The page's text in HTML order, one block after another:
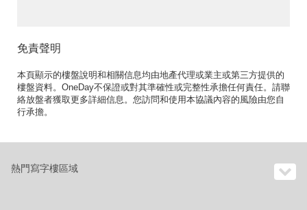
免責聲明
本頁顯示的樓盤說明和相關信息均由地產代理或業主或第三方提供的
樓盤資料。OneDay不保證或對其準確性或完整性承擔任何責任。請聯
絡放盤者獲取更多詳細信息。您訪問和使用本協議內容的風險由您自
行承擔。
熱門寫字樓區域